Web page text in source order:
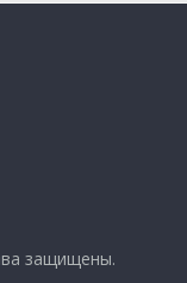
защищены.